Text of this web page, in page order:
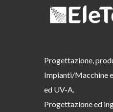
Progettazione,
Impianti/Macchine
ed UV-A.
Progettazione ed